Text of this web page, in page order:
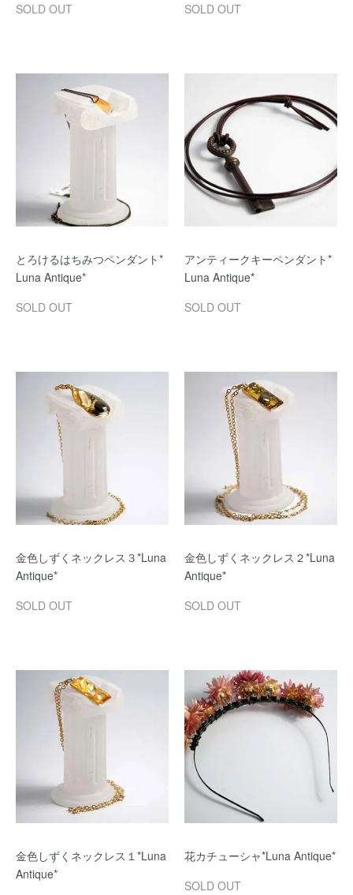
SOLD OUT
SOLD OUT
とろけるはちみつペンダント*
Luna Antique*
SOLD OUT
アンティークキーペンダント*
Luna Antique*
SOLD OUT
金色しずくネックレス３*Luna
Antique*
SOLD OUT
金色しずくネックレス２*Luna
Antique*
SOLD OUT
金色しずくネックレス１*Luna
Antique*
花カチューシャ*Luna Antique*
SOLD OUT